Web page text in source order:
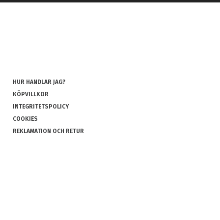
HUR HANDLAR JAG?
KÖPVILLKOR
INTEGRITETSPOLICY
COOKIES
REKLAMATION OCH RETUR